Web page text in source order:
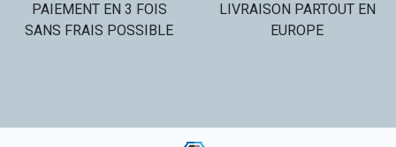
PAIEMENT EN 3 FOIS
SANS FRAIS POSSIBLE
LIVRAISON PARTOUT EN
EUROPE​